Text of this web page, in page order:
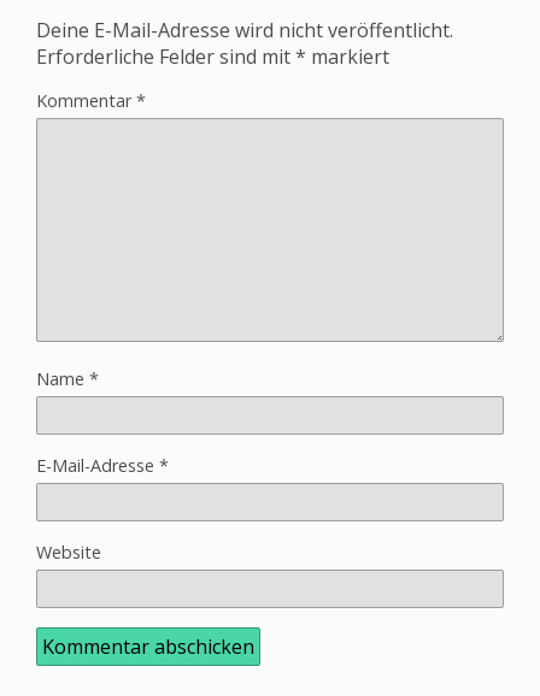
Deine E-Mail-Adresse wird nicht veröffentlicht.
Erforderliche Felder sind mit* markiert
Kommentar*
Name *
E-Mail-Adresse *
Website